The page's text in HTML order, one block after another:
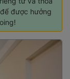
để được hưởng